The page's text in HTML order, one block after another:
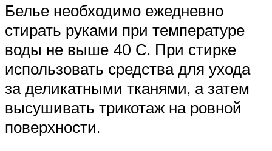
Белье необходимо ежедневно
стирать руками при температуре
воды не выше 40 С. При стирке
использовать средства для ухода
за деликатными тканями, а затем
высушивать трикотаж на ровной
поверхности.